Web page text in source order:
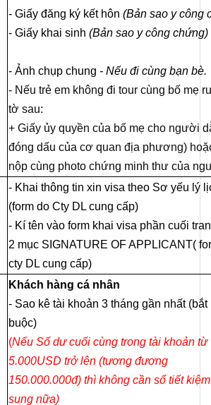
- Giấy đăng ký kết hôn (Bản sao y công
- Giấy khai sinh (Bản sao y công
- Ảnh chụp chung - Nếu đi cùng bạn bè.
- Nếu trẻ em không đi tour cùng bố mẹ
tờ sau:
+ Giấy ủy quyền của bố mẹ cho người
đóng dấu của cơ quan địa phương)
nộp cùng photo chứng minh thư của
- Khai thông tin xin visa theo Sơ yếu lý
(form do Cty DL cung cấp)
- Kí tên vào form khai visa phần cuối
2 mục SIGNATURE OF APPLICANT(
cty DL cung cấp)
Khách hàng cá nhân
- Sao kê tài khoản 3 tháng gần nhất (bắt
buộc)
(Nếu Số dư cuối cùng trong tài khoản từ
5.000USD trở lên (tương đương
150.000.000đ) thì không cần sổ tiết
sung nữa)